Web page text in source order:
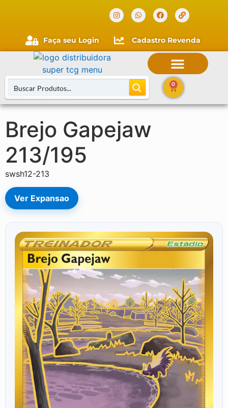
Faça seu Login Cadastro Revenda
0
Brejo Gapejaw
213/195
swsh12-213
Ver Expansao